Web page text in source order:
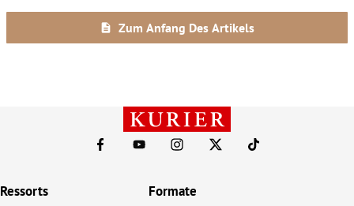
Ressorts Formate